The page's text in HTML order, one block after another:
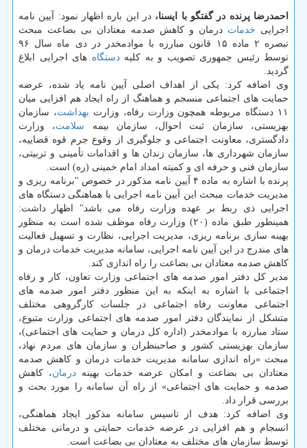
احمدرضا پرنده در گفتگو با ایسنا، در این باره اظهار نمود: آیین نامه
اجرایی خدمات درمان و كاهش صدمه معتادان بی بضاعت مبحث
تبصره ۲ ماده ۱۵ قانون مبارزه با موادمخدر در دی ماه سال ۹۶
توسط رئیس جمهوری تصویب و به كلیهدستگاه های اجرایی ابلاغ
گردید.
وی اضافه كرد: یكی از اهداف اصلی آیین نامه یاد شده، عرضه
حمایت های اجتماعی منسجم و هماهنگ از راه ایجاد هم افزایی میان
۱۱ دستگاه مربوطه همچون وزارت رفاه، وزارت
بهداشت، سازمان
بهزیستی، سازمان ثبت احوال، سازمان بیمه سلامت، وزارت
دادگستری، معاونت اجتماعی و جلوگیری از وقوع جرم قوه قضاییه،
سازمان شهرداری ها، سازمان زندان ها و اقدامات تأمینی و تربیتی،
سازمان فنی و حرفه ای و كمیته امداد امام خمینی (ره) است.
پرنده با اشاره به ماده ۴ آیین نامه مذكور در خصوص "برنامه ریزی و
مدیریت خدمات مبحث این آیین نامه اجرایی با هماهنگی دستگاه های
اجرایی ذی ربط بر عهده وزارت رفاه می باشد" اظهار داشت:
همینطور طبق ماده (۲۰) وزارت رفاه موظف شده است به منظور
بهینه سازی برنامه ریزی، مدیریت اجرایی، نظارت و تسهیل فعالیت
های مندرج در این آیین نامه اجرایی، سامانه مدیریت خدمات درمان و
كاهش صدمه معتادان بی بضاعت را راه اندازی كند.
مدیر كل دفتر امور صدمه های اجتماعی وزارت تعاون، كار و رفاه
اجتماعی با اشاره به اینكه به این منظور دفتر امور صدمه های
اجتماعی معاونت رفاه اجتماعی در جلسات كارگروهی مختلف
متشكل از نمایندگان دفتر امور صدمه های اجتماعی وزارت متبوع،
ستاد مبارزه با موادمخدر (اداره كل درمان و حمایت های اجتماعی)،
سازمان بهزیستی كشور و صاحبنظران و سازمان های مردم نهاد،
مبحث «راه اندازی سامانه مدیریت خدمات درمان و كاهش صدمه
معتادان بی بضاعت و امكان عرضه خدمات بهینه درمان، كاهش
صدمه و حمایت های اجتماعی» از راه آن سامانه را مورد بحث و
بررسی قرار داد.
وی اضافه كرد: هدف از تاسیس سامانه مذكور ایجاد هماهنگی،
انسجام و هم افزایی در عرضه خدمات حمایتی و درمانی مختلف
توسط سازمان های مختلف به معتادان بی بضاعت است.